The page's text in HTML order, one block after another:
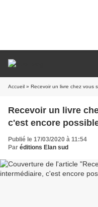
Accueil » Recevoir un livre chez vous
Recevoir un livre
c'est encore
Publié le 17/03/2020 à 11:54
Par éditions Elan sud